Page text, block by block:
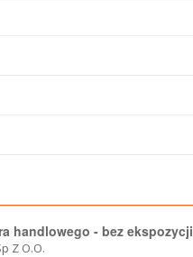
handlowego - bez ekspozycji
Z O.O.